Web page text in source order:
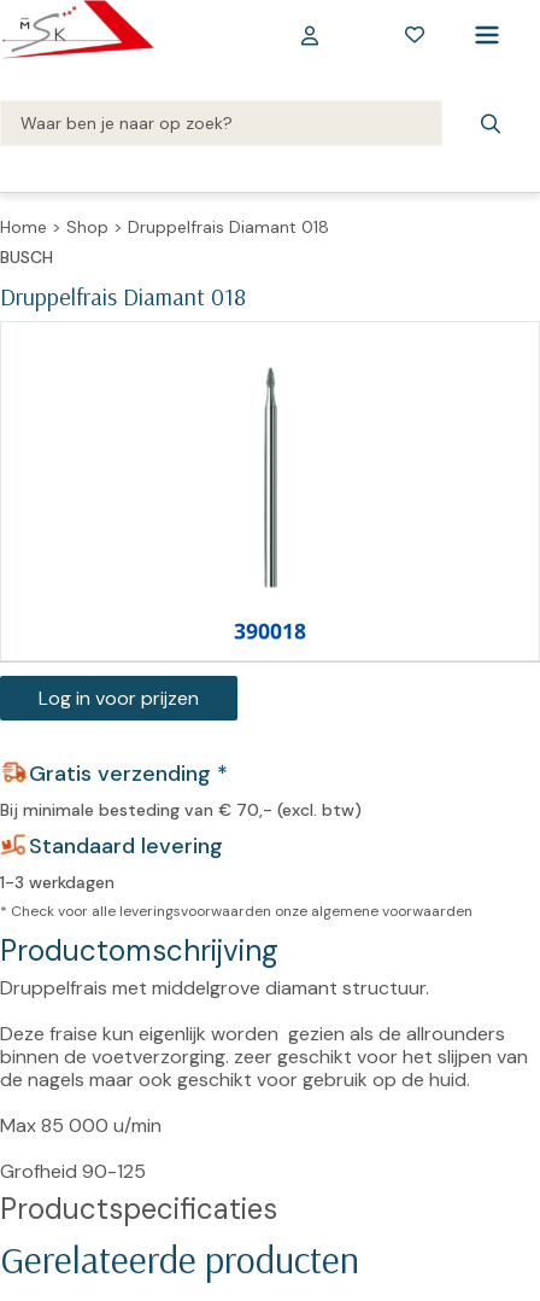
Home > Shop > Druppelfrais Diamant 018
Druppelfrais Diamant 018
BUSCH
Log in voor prijzen
Gratis verzending *
Bij minimale besteding van € 70,- (excl. btw)
Standaard levering
1-3 werkdagen
* Check voor alle leveringsvoorwaarden onze algemene voorwaarden
Productomschrijving
Druppelfrais met middelgrove diamant structuur.
Deze fraise kun eigenlijk worden  gezien als de allrounders
binnen de voetverzorging. zeer geschikt voor het slijpen van
de nagels maar ook geschikt voor gebruik op de huid.
Max 85 000 u/min
Grofheid 90-125
Productspecificaties
Gerelateerde producten